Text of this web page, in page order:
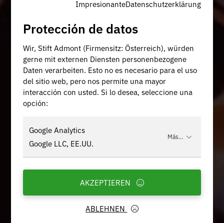
ImpresionanteDatenschutzerklärung
Protección de datos
Wir, Stift Admont (Firmensitz: Österreich), würden
gerne mit externen Diensten personenbezogene
Daten verarbeiten. Esto no es necesario para el uso
del sitio web, pero nos permite una mayor
interacción con usted. Si lo desea, seleccione una
opción:
Google Analytics
Google LLC, EE.UU.
Más...
ABLEHNEN
AKZEPTIEREN